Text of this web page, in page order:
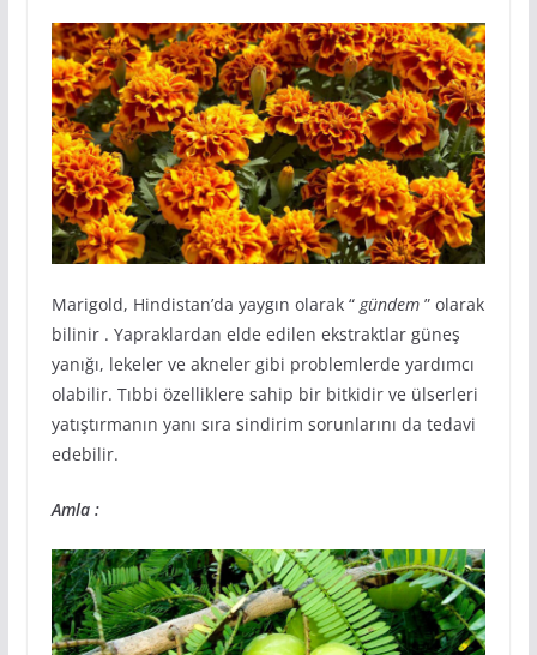
Marigold, Hindistan’da yaygın olarak “ gündem” olarak
bilinir . Yapraklardan elde edilen ekstraktlar güneş
yanığı, lekeler ve akneler gibi problemlerde yardımcı
olabilir. Tıbbi özelliklere sahip bir bitkidir ve ülserleri
yatıştırmanın yanı sıra sindirim sorunlarını da tedavi
edebilir.
Amla :